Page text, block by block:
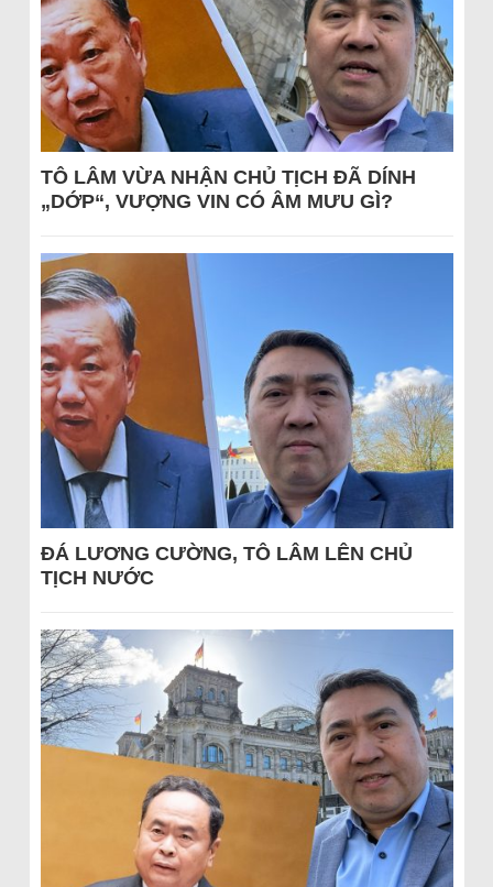
TÔ LÂM VỪA NHẬN CHỦ TỊCH ĐÃ DÍNH
„DỚP“, VƯỢNG VIN CÓ ÂM MƯU GÌ?
ĐÁ LƯƠNG CƯỜNG, TÔ LÂM LÊN CHỦ
TỊCH NƯỚC